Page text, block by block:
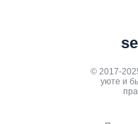
© 2017-
уюте и